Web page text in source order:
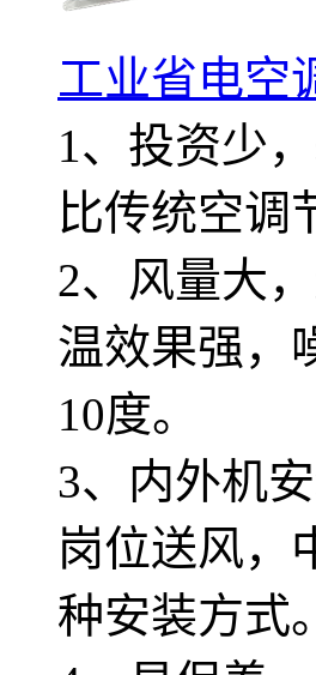
工业省电空
1、投资少
比传统空调
2、风量大
温效果强，
10度。
3、内外机
岗位送风，
种安装方式。